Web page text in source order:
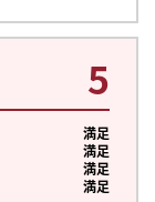
5
満足
満足
満足
満足